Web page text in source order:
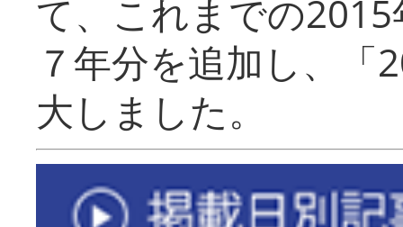
て、これまでの
７年分を追加し、「
大しまし